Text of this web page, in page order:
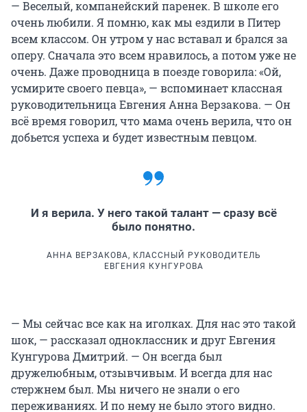
— Веселый, компанейский паренек. В школе его
очень любили. Я помню, как мы ездили в Питер
всем классом. Он утром у нас вставал и брался за
оперу. Сначала это всем нравилось, а потом уже не
очень. Даже проводница в поезде говорила: «Ой,
усмирите своего певца», — вспоминает классная
руководительница Евгения Анна Верзакова. — Он
всё время говорил, что мама очень верила, что он
добьется успеха и будет известным певцом.
И я верила. У него такой талант — сразу всё
было понятно.
АННА ВЕРЗАКОВА, КЛАССНЫЙ РУКОВОДИТЕЛЬ
ЕВГЕНИЯ КУНГУРОВА
— Мы сейчас все как на иголках. Для нас это такой
шок, — рассказал одноклассник и друг Евгения
Кунгурова Дмитрий. — Он всегда был
дружелюбным, отзывчивым. И всегда для нас
стержнем был. Мы ничего не знали о его
переживаниях. И по нему не было этого видно.